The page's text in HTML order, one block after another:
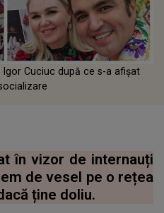
Igor Cuciuc după ce s-a afișat
în vizor de internauți
de vesel pe o rețea
ține doliu.